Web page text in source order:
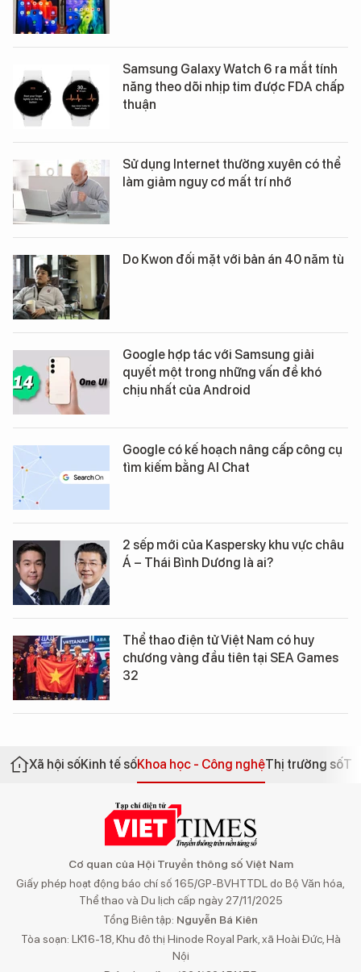
Samsung Galaxy Watch 6 ra mắt tính
năng theo dõi nhịp tim được FDA chấp
thuận
Sử dụng Internet thường xuyên có thể
làm giảm nguy cơ mất trí nhớ
Do Kwon đối mặt với bản án 40 năm tù
Google hợp tác với Samsung giải
quyết một trong những vấn đề khó
chịu nhất của Android
Google có kế hoạch nâng cấp công cụ
tìm kiếm bằng AI Chat
2 sếp mới của Kaspersky khu vực châu
Á – Thái Bình Dương là ai?
Thể thao điện tử Việt Nam có huy
chương vàng đầu tiên tại SEA Games
32
Xã hội sốKinh tế sốKhoa học - Công nghệThị trường số
Cơ quan của Hội Truyền thông số Việt Nam
Giấy phép hoạt động báo chí số 165/GP-BVHTTDL do Bộ Văn hóa,
Thể thao và Du lịch cấp ngày 27/11/2025
Tổng Biên tập: Nguyễn Bá Kiên
Tòa soạn: LK16-18, Khu đô thị Hinode Royal Park, xã Hoài Đức, Hà
Nội